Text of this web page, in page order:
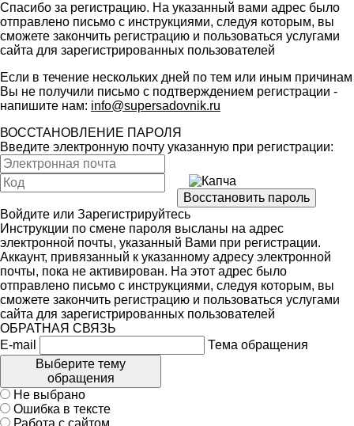
Спасибо за регистрацию. На указанный вами адрес было
отправлено письмо с инструкциями, следуя которым, вы
сможете закончить регистрацию и пользоваться услугами
сайта для зарегистрированных пользователей
Если в течение нескольких дней по тем или иным причинам
Вы не получили письмо с подтверждением регистрации -
напишите нам: info@supersadovnik.ru
ВОССТАНОВЛЕНИЕ ПАРОЛЯ
Введите электронную почту указанную при регистрации:
Войдите или Зарегистрируйтесь
Инструкции по смене пароля высланы на адрес
электронной почты, указанный Вами при регистрации.
Аккаунт, привязанный к указанному адресу электронной
почты, пока не активирован. На этот адрес было
отправлено письмо с инструкциями, следуя которым, вы
сможете закончить регистрацию и пользоваться услугами
сайта для зарегистрированных пользователей
ОБРАТНАЯ СВЯЗЬ
E-mail
Тема обращения
Выберите тему
обращения
Не выбрано
Ошибка в тексте